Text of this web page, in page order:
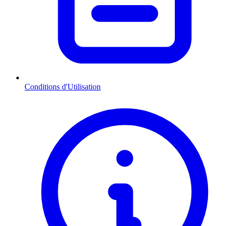
Conditions d'Utilisation